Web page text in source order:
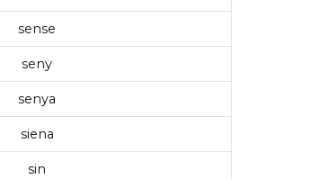
sense
seny
senya
siena
sin